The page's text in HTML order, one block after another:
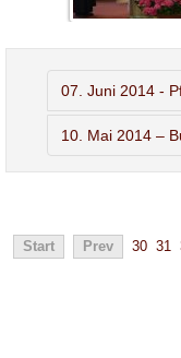
07. Juni 2014 -
10. Mai 2014 –
Start Prev 30 31